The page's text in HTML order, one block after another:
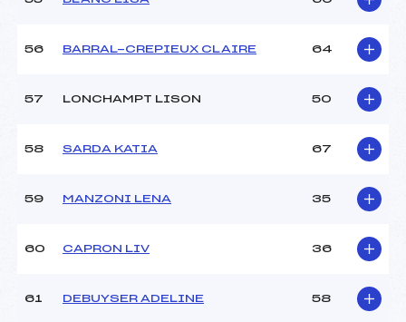
56 BARRAL-CREPIEUX CLAIRE 64
57 LONCHAMPT LISON 50
58 SARDA KATIA 67
59 MANZONI LENA 35
60 CAPRON LIV 36
61 DEBUYSER ADELINE 58